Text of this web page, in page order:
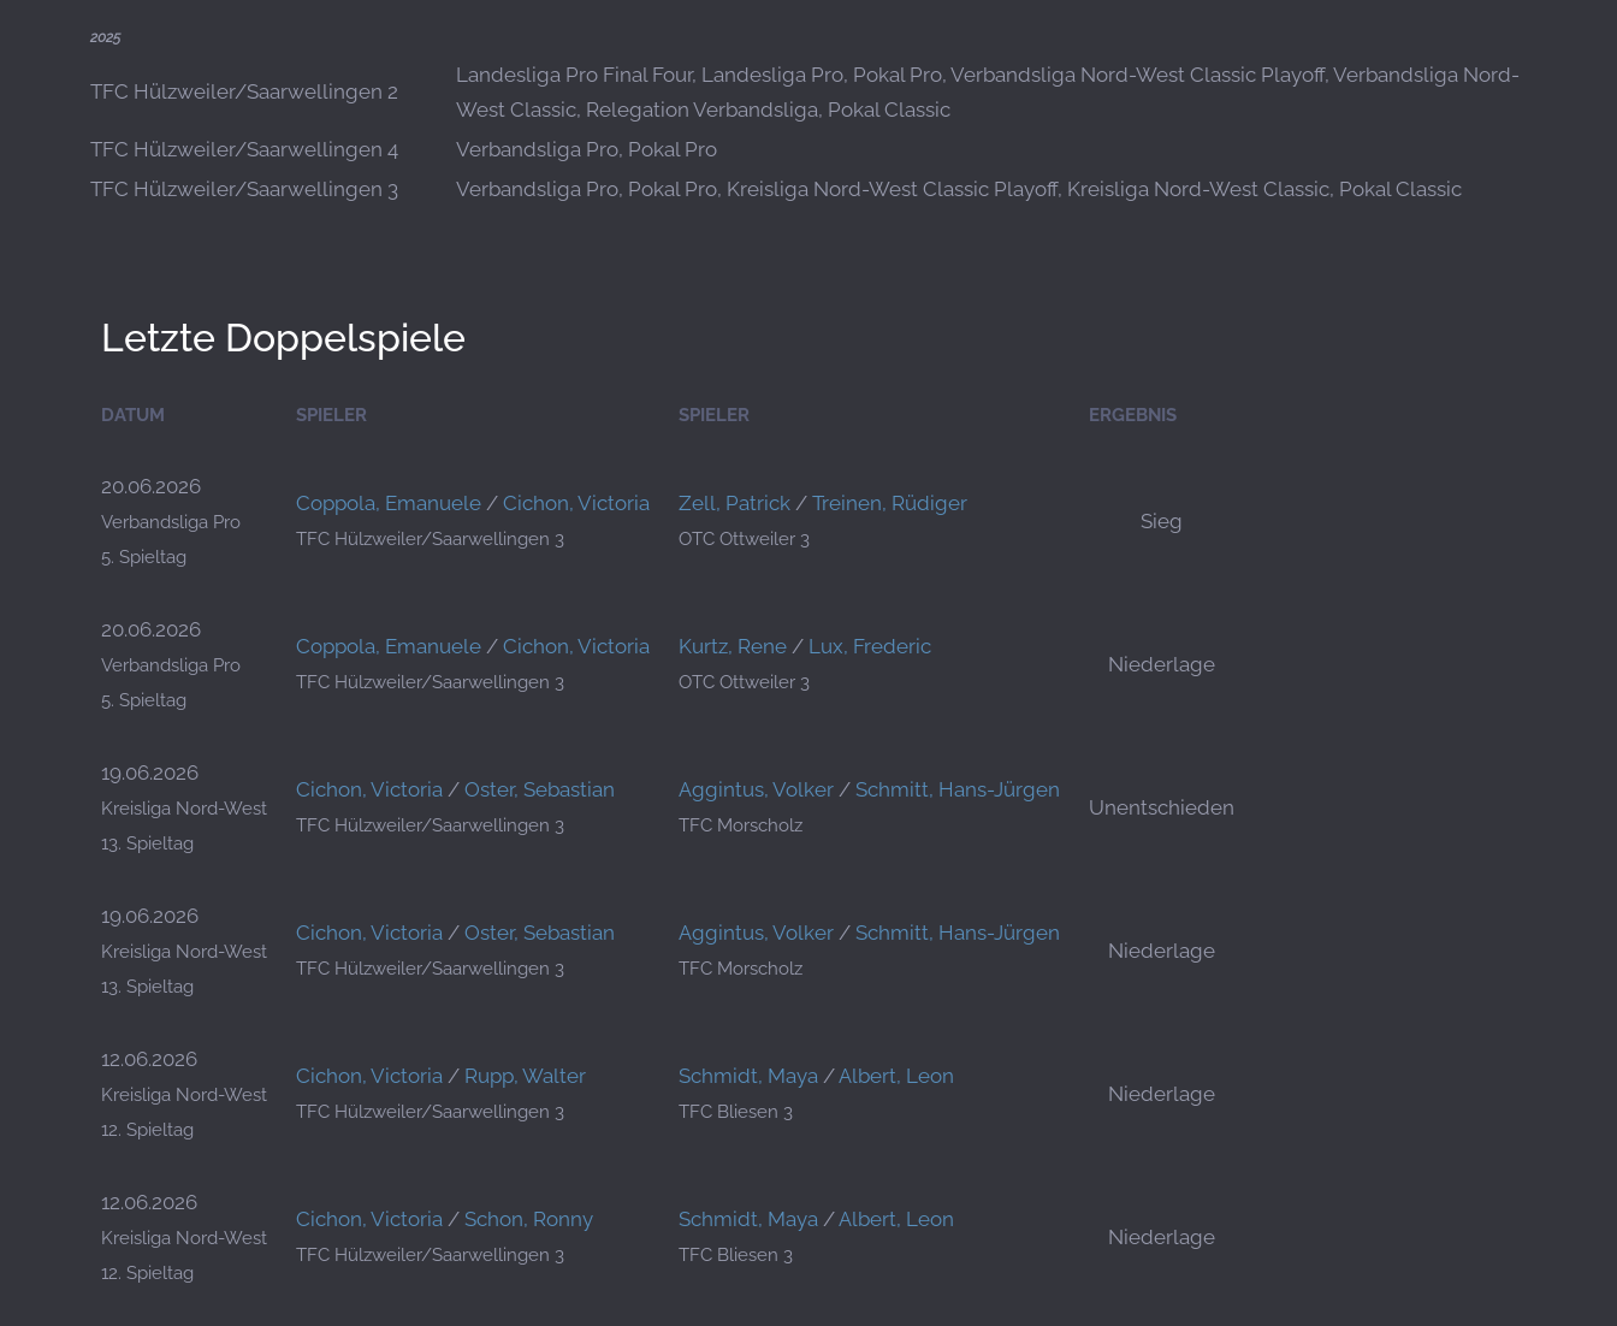
2025
TFC Hülzweiler/Saarwellingen 2
Landesliga Pro Final Four, Landesliga Pro, Pokal Pro, Verbandsliga Nord-West Classic Playoff, Verbandsliga Nord-
West Classic, Relegation Verbandsliga, Pokal Classic
TFC Hülzweiler/Saarwellingen 4
Verbandsliga Pro, Pokal Pro
TFC Hülzweiler/Saarwellingen 3
Verbandsliga Pro, Pokal Pro, Kreisliga Nord-West Classic Playoff, Kreisliga Nord-West Classic, Pokal Classic
Letzte Doppelspiele
DATUM SPIELER SPIELER ERGEBNIS
20.06.2026
Verbandsliga Pro
5. Spieltag
Coppola, Emanuele / Cichon, Victoria
TFC Hülzweiler/Saarwellingen 3
Zell, Patrick / Treinen, Rüdiger
OTC Ottweiler 3
Sieg
20.06.2026
Verbandsliga Pro
5. Spieltag
Coppola, Emanuele / Cichon, Victoria
TFC Hülzweiler/Saarwellingen 3
Kurtz, Rene / Lux, Frederic
OTC Ottweiler 3
Niederlage
19.06.2026
Kreisliga Nord-West
13. Spieltag
Cichon, Victoria / Oster, Sebastian
TFC Hülzweiler/Saarwellingen 3
Aggintus, Volker / Schmitt, Hans-Jürgen
TFC Morscholz
Unentschieden
19.06.2026
Kreisliga Nord-West
13. Spieltag
Cichon, Victoria / Oster, Sebastian
TFC Hülzweiler/Saarwellingen 3
Aggintus, Volker / Schmitt, Hans-Jürgen
TFC Morscholz
Niederlage
12.06.2026
Kreisliga Nord-West
12. Spieltag
Cichon, Victoria / Rupp, Walter
TFC Hülzweiler/Saarwellingen 3
Schmidt, Maya /Albert, Leon
TFC Bliesen 3
Niederlage
12.06.2026
Kreisliga Nord-West
12. Spieltag
Cichon, Victoria / Schon, Ronny
TFC Hülzweiler/Saarwellingen 3
Schmidt, Maya /Albert, Leon
TFC Bliesen 3
Niederlage